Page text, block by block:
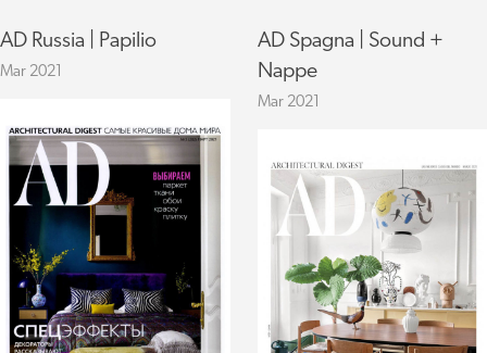
AD Russia | Papilio
Mar 2021
AD Spagna | Sound +
Nappe
Mar 2021